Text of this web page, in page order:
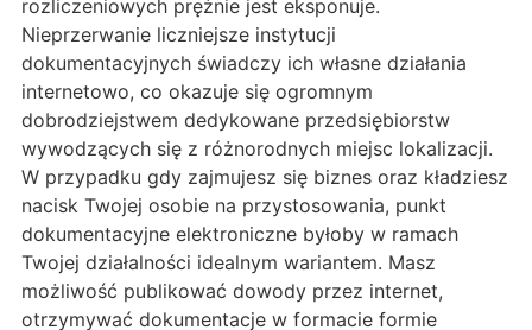
rozliczeniowych prężnie jest eksponuje.
Nieprzerwanie liczniejsze instytucji
dokumentacyjnych świadczy ich własne działania
internetowo, co okazuje się ogromnym
dobrodziejstwem dedykowane przedsiębiorstw
wywodzących się z różnorodnych miejsc lokalizacji.
W przypadku gdy zajmujesz się biznes oraz kładziesz
nacisk Twojej osobie na przystosowania, punkt
dokumentacyjne elektroniczne byłoby w ramach
Twojej działalności idealnym wariantem. Masz
możliwość publikować dowody przez internet,
otrzymywać dokumentacje w formacie formie